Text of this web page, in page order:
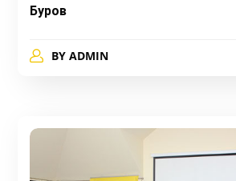
Буров
BY ADMIN